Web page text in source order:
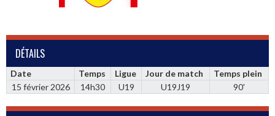
DÉTAILS
Date Temps Ligue Jour de match
Temps plein
15 février 2026
14h30 U19 U19J19 90'